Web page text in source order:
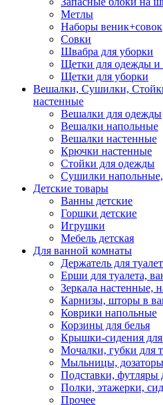
Метлы
Наборы веник+совок
Совки
Швабра для уборки
Щетки для одежды и
Щетки для уборки
Вешалки, Сушилки,
настенные
Вешалки для одежды
Вешалки напольные
Вешалки настенные
Крючки настенные
Стойки для одежды
Сушилки
Детские товары
Ванны детские
Горшки детские
Игрушки
Мебель детская
Для ванной комнаты
Держатель для
Ерши для туалета,
Зеркала настенные,
Карнизы, шторы в
Коврики напольные
Корзины для белья
Крышки-сидения для
Мочалки, губки для
Мыльницы,
Подставки, футляры
Полки, этажерки,
Прочее